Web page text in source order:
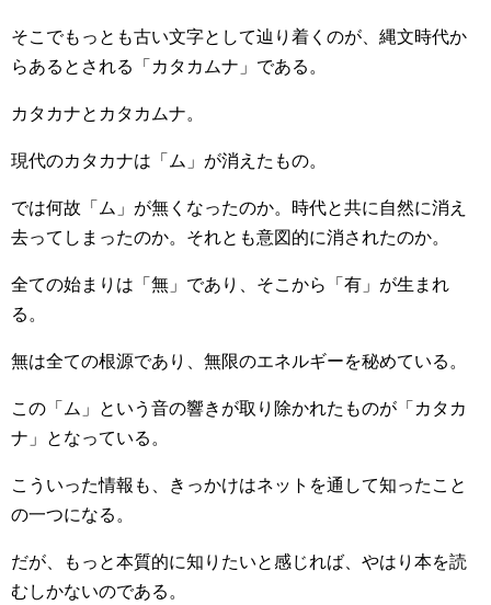
そこでもっとも古い文字として辿り着くのが、縄文時代か
らあるとされる「カタカムナ」である。
カタカナとカタカムナ。
現代のカタカナは「ム」が消えたもの。
では何故「ム」が無くなったのか。時代と共に自然に消え
去ってしまったのか。それとも意図的に消されたのか。
全ての始まりは「無」であり、そこから「有」が生まれ
る。
無は全ての根源であり、無限のエネルギーを秘めている。
この「ム」という音の響きが取り除かれたものが「カタカ
ナ」となっている。
こういった情報も、きっかけはネットを通して知ったこと
の一つになる。
だが、もっと本質的に知りたいと感じれば、やはり本を読
むしかないのである。